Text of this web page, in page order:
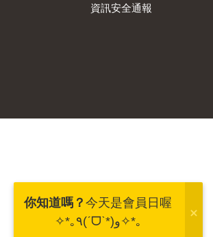
資訊安全通報
你知道嗎？ 今天是會員日喔
✧*｡٩(ˊᗜˋ*)و✧*｡